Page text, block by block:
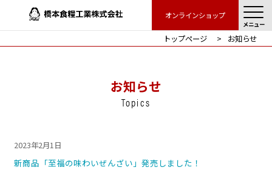
オンラインショップ
メニュー
トップページ お知らせ
お知らせ
Topics
2023年2月1日
新商品「至福の味わいぜんざい」発売しました！